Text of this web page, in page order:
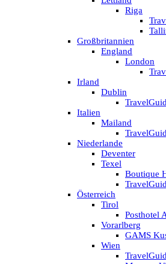
Riga
Großbritannien
England
London
Irland
Dublin
Italien
Mailand
Niederlande
Deventer
Texel
Boutique
Österreich
Tirol
Posthotel
Vorarlberg
GAMS
Wien